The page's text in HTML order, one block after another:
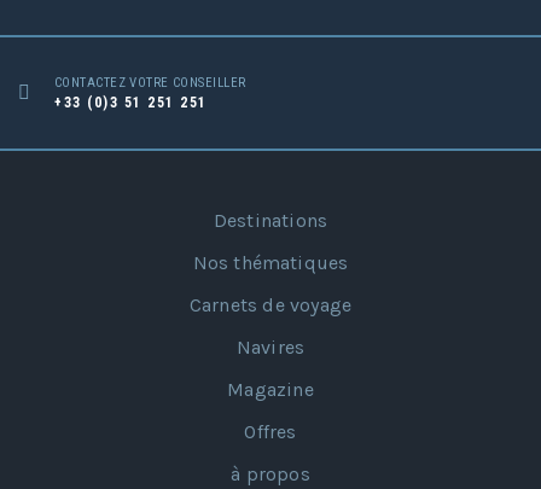
CONTACTEZ VOTRE CONSEILLER
+33 (0)3 51 251 251
Destinations
Nos thématiques
Carnets de voyage
Navires
Magazine
Offres
à propos